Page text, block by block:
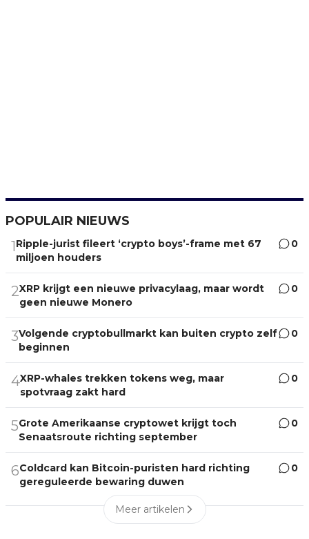
POPULAIR NIEUWS
1Ripple-jurist fileert ‘crypto boys’-frame met 67
miljoen houders
0
2XRP krijgt een nieuwe privacylaag, maar wordt
geen nieuwe Monero
0
3Volgende cryptobullmarkt kan buiten crypto zelf
beginnen
0
4XRP-whales trekken tokens weg, maar
spotvraag zakt hard
0
5Grote Amerikaanse cryptowet krijgt toch
Senaatsroute richting september
0
6Coldcard kan Bitcoin-puristen hard richting
gereguleerde bewaring duwen
0
Meer artikelen